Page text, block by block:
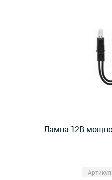
Лампа 12В